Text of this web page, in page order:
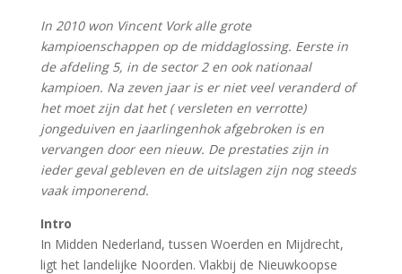
In 2010 won Vincent Vork alle grote
kampioenschappen op de middaglossing. Eerste in
de afdeling 5, in de sector 2 en ook nationaal
kampioen. Na zeven jaar is er niet veel veranderd of
het moet zijn dat het ( versleten en verrotte)
jongeduiven en jaarlingenhok afgebroken is en
vervangen door een nieuw. De prestaties zijn in
ieder geval gebleven en de uitslagen zijn nog steeds
vaak imponerend.
Intro
In Midden Nederland, tussen Woerden en Mijdrecht,
ligt het landelijke Noorden. Vlakbij de Nieuwkoopse